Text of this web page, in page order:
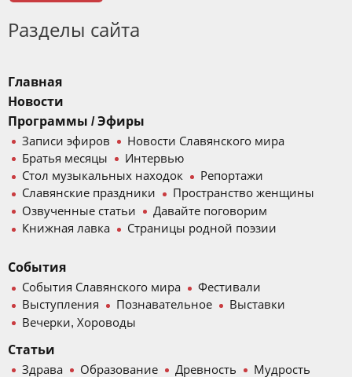
Разделы сайта
Главная
Новости
Программы / Эфиры
Записи эфиров
Новости Славянского мира
Братья месяцы
Интервью
Стол музыкальных находок
Репортажи
Славянские праздники
Пространство женщины
Озвученные статьи
Давайте поговорим
Книжная лавка
Страницы родной поэзии
События
События Славянского мира
Фестивали
Выступления
Познавательное
Выставки
Вечерки, Хороводы
Статьи
Здрава Образование Древность
Мудрость